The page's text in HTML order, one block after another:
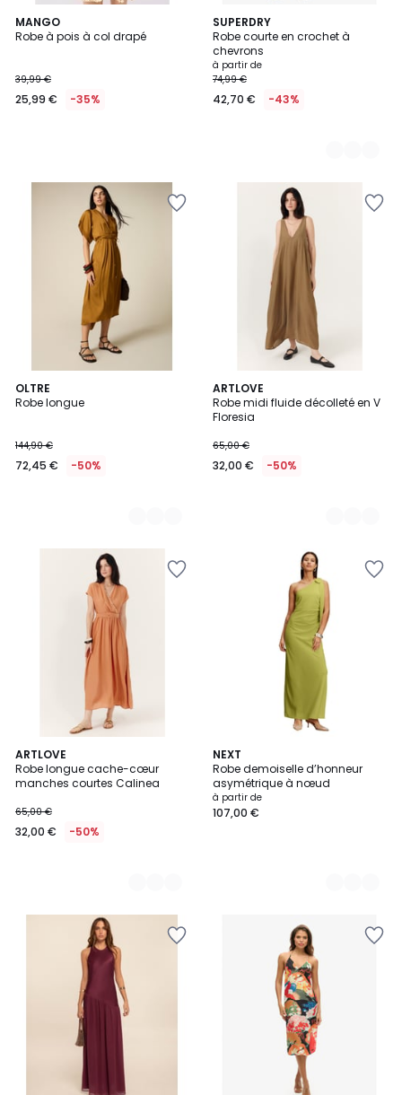
MANGO
Robe à pois à col drapé
39,99 €
25,99 € -35%
SUPERDRY
Robe courte en crochet à
chevrons
à partir de
74,99 €
42,70 € -43%
2
Couleurs
OLTRE
Robe longue
144,90 €
72,45 € -50%
2
Couleurs
ARTLOVE
Robe midi fluide décolleté en V
Floresia
65,00 €
32,00 € -50%
2
Couleurs
ARTLOVE
Robe longue cache-cœur
manches courtes Calinea
65,00 €
32,00 € -50%
2
Couleurs
NEXT
Robe demoiselle d’honneur
asymétrique à nœud
à partir de
107,00 €
5
Couleurs